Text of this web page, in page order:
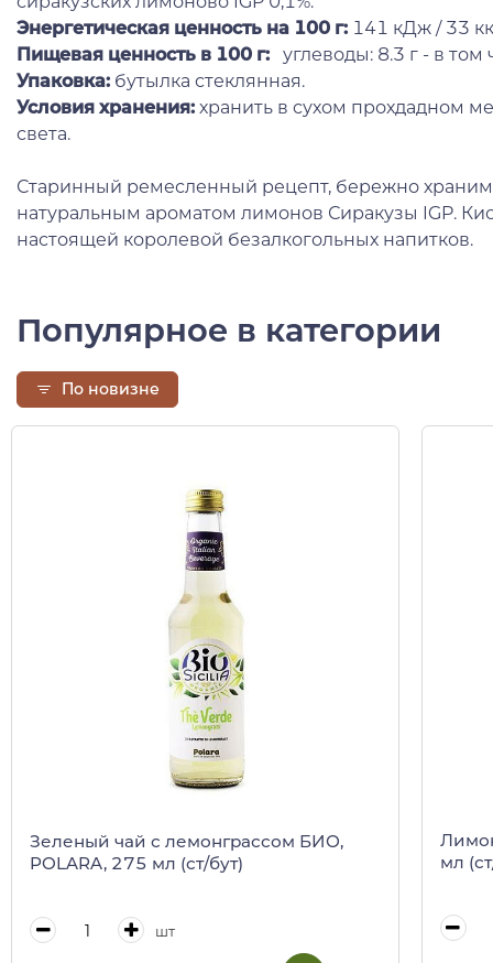
Энергетическая ценность на 100 г: 141 кДж / 33
Пищевая ценность в 100 г:
углеводы: 8.3 г - в том
Упаковка: бутылка стеклянная.
Условия хранения: хранить в сухом прохдадном
света.
Старинный ремесленный рецепт, бережно
натуральным ароматом лимонов Сиракузы IGP.
настоящей королевой безалкогольных напитков.
Популярное в категории
По новизне
Зеленый чай с лемонграссом БИО,
POLARA, 275 мл (ст/бут)
шт
мл